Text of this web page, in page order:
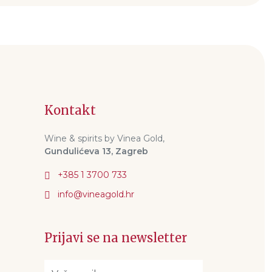
Kontakt
Wine & spirits by Vinea Gold,
Gundulićeva 13, Zagreb
+385 1 3700 733
Prijavi se na newsletter